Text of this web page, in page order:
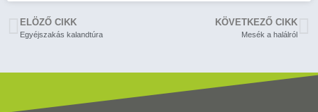
ELÖZŐ CIKK
Egyéjszakás kalandtúra
KÖVETKEZŐ CIKK
Mesék a halálról